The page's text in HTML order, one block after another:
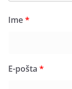
Ime*
E-pošta *